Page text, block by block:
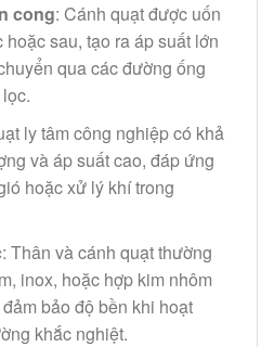
cong: Cánh quạt được uốn
sau, tạo ra áp suất lớn
qua các đường ống
ly tâm công nghiệp có khả
và áp suất cao, đáp ứng
hoặc xử lý khí trong
: Thân và cánh quạt thường
inox, hoặc hợp kim nhôm
bảo độ bền khi hoạt
khắc nghiệt.